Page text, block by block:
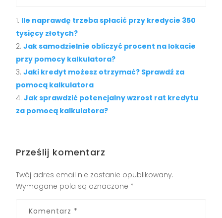
Ile naprawdę trzeba spłacić przy kredycie 350
tysięcy złotych?
Jak samodzielnie obliczyć procent na lokacie
przy pomocy kalkulatora?
Jaki kredyt możesz otrzymać? Sprawdź za
pomocą kalkulatora
Jak sprawdzić potencjalny wzrost rat kredytu
za pomocą kalkulatora?
Prześlij komentarz
Twój adres email nie zostanie opublikowany.
Wymagane pola są oznaczone *